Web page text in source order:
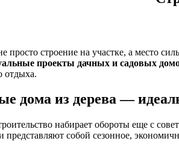
просто строение на участке, а место
проекты дачных и садовых
отдыха.
дома из дерева —
набирает обороты еще с
представляют собой сезонное,